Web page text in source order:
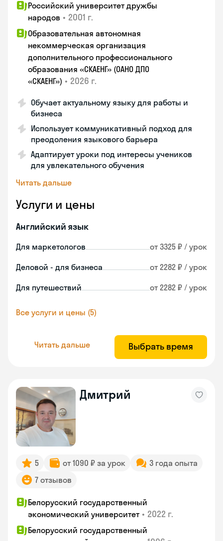
Российский университет дружбы
народов • 2001 г.
Образовательная автономная
некоммерческая организация
дополнительного профессионального
образования «СКАЕНГ» (ОАНО ДПО
«СКАЕНГ») • 2026 г.
Обучает актуальному языку для работы и
бизнеса
Использует коммуникативный подход для
преодоления языкового барьера
Адаптирует уроки под интересы учеников
для увлекательного обучения
Читать дальше
Услуги и цены
Английский язык
Для маркетологов от 3325 ₽ / урок
Деловой - для бизнеса от 2282 ₽ / урок
Для путешествий от 2282 ₽ / урок
Все услуги и цены (5)
Читать дальше Выбрать время
Дмитрий
5 от 1090 ₽ за урок
3 года опыта
7 отзывов
Белорусский государственный
экономический университет • 2022 г.
Белорусский государственный